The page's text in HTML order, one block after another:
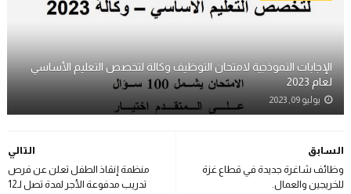
الإجابات النموذجية لامتحان التوظيف وكالة لتخصص التعليم الأساسي
لعام 2023
يوليو 09, 2023
التالي
منظمة إنقاذ الطفل تعلن عن فرص
تدريب مدفوعة الأجر لمدة تصل لـ12
السابق
وظائف شاغرة جديدة في قطاع غزة
للخريجين والعمال.